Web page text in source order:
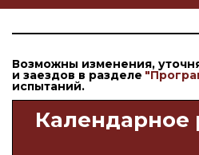
Возможны изменения,
и заездов в разделе
испытаний.
Календарное